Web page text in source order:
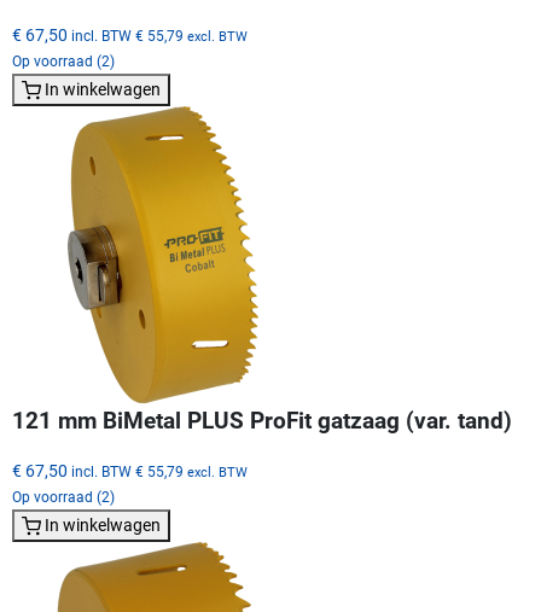
€ 67,50 incl. BTW € 55,79 excl. BTW
Op voorraad (2)
In winkelwagen
121 mm BiMetal PLUS ProFit gatzaag (var. tand)
€ 67,50 incl. BTW € 55,79 excl. BTW
Op voorraad (2)
In winkelwagen